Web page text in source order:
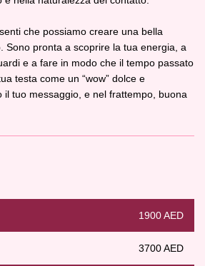
che possiamo creare una bella
Sono pronta a scoprire la tua energia, a
e a fare in modo che il tempo passato
testa come un “wow” dolce e
il tuo messaggio, e nel frattempo, buona
1900 AED
3700 AED